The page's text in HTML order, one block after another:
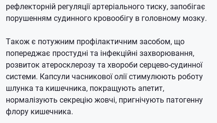
рефлекторній регуляції артеріального тиску, запобігає
порушенням судинного кровообігу в головному мозку.
Також є потужним профілактичним засобом, що
попереджає простудні та інфекційні захворювання,
розвиток атеросклерозу та хвороби серцево-судинної
системи. Капсули часникової олії стимулюють роботу
шлунка та кишечника, покращують апетит,
нормалізують секрецію жовчі, пригнічують патогенну
флору кишечника.